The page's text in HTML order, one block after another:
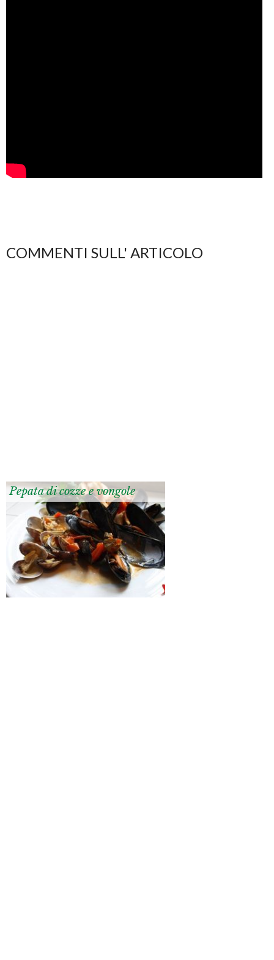
COMMENTI SULL' ARTICOLO
Pepata di cozze e vongole